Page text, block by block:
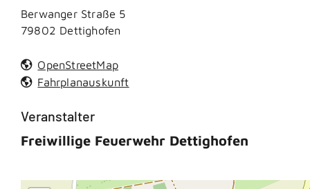
Berwanger Straße 5
79802 Dettighofen
OpenStreetMap
Fahrplanauskunft
Veranstalter
Freiwillige Feuerwehr Dettighofen